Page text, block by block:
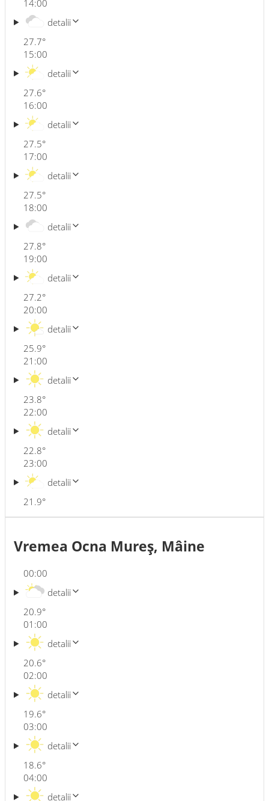
14:00
27.7°
detalii
15:00
27.6°
detalii
16:00
27.5°
detalii
17:00
27.5°
detalii
18:00
27.8°
detalii
19:00
27.2°
detalii
20:00
25.9°
detalii
21:00
23.8°
detalii
22:00
22.8°
detalii
23:00
21.9°
detalii
Vremea Ocna Mureş, Mâine
00:00
20.9°
detalii
01:00
20.6°
detalii
02:00
19.6°
detalii
03:00
18.6°
detalii
04:00
detalii